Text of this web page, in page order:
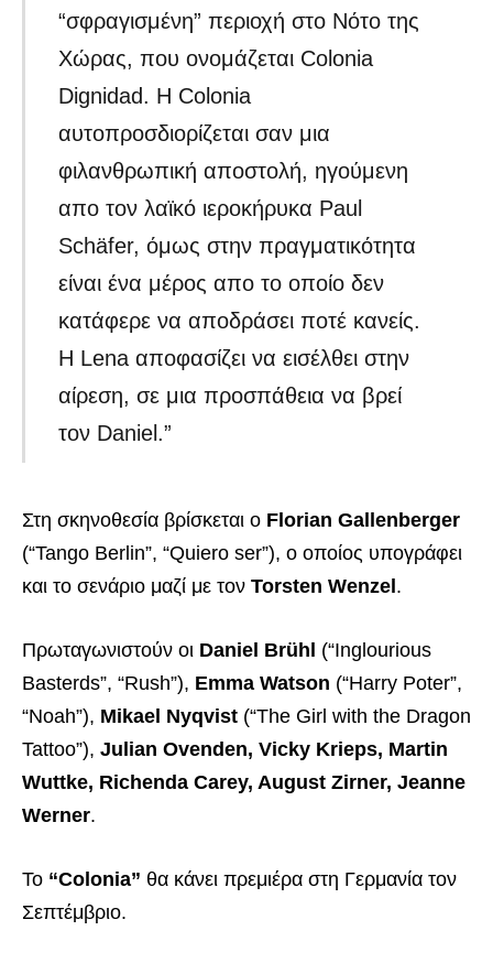
“σφραγισμένη” περιοχή στο Νότο της
Χώρας, που ονομάζεται Colonia
Dignidad. Η Colonia
αυτοπροσδιορίζεται σαν μια
φιλανθρωπική αποστολή, ηγούμενη
απο τον λαϊκό ιεροκήρυκα Paul
Schäfer, όμως στην πραγματικότητα
είναι ένα μέρος απο το οποίο δεν
κατάφερε να αποδράσει ποτέ κανείς.
Η Lena αποφασίζει να εισέλθει στην
αίρεση, σε μια προσπάθεια να βρεί
τον Daniel.”
Στη σκηνοθεσία βρίσκεται ο Florian Gallenberger
(“Tango Berlin”, “Quiero ser”), ο οποίος υπογράφει
και το σενάριο μαζί με τον Torsten Wenzel .
Πρωταγωνιστούν οι Daniel Brühl (“Inglourious
Basterds”, “Rush”), Emma Watson (“Harry Poter”,
“Noah”), Mikael Nyqvist (“The Girl with the Dragon
Tattoo”), Julian Ovenden, Vicky Krieps, Martin
Wuttke, Richenda Carey, August Zirner, Jeanne
Werner.
To “Colonia” θα κάνει πρεμιέρα στη Γερμανία τον
Σεπτέμβριο.